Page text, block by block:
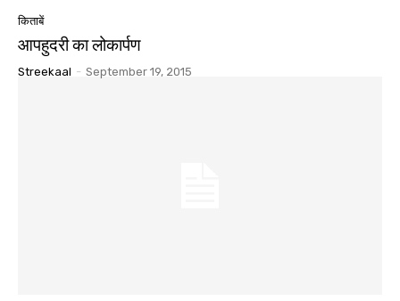
किताबें
आपहुदरी का लोकार्पण
Streekaal - September 19, 2015